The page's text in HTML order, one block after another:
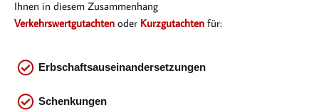
Ihnen in diesem Zusammenhang
Verkehrswertgutachten oder Kurzgutachten für:
Erbschaftsauseinandersetzungen
Schenkungen